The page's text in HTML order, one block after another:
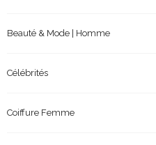
Beauté & Mode | Homme
Célébrités
Coiffure Femme